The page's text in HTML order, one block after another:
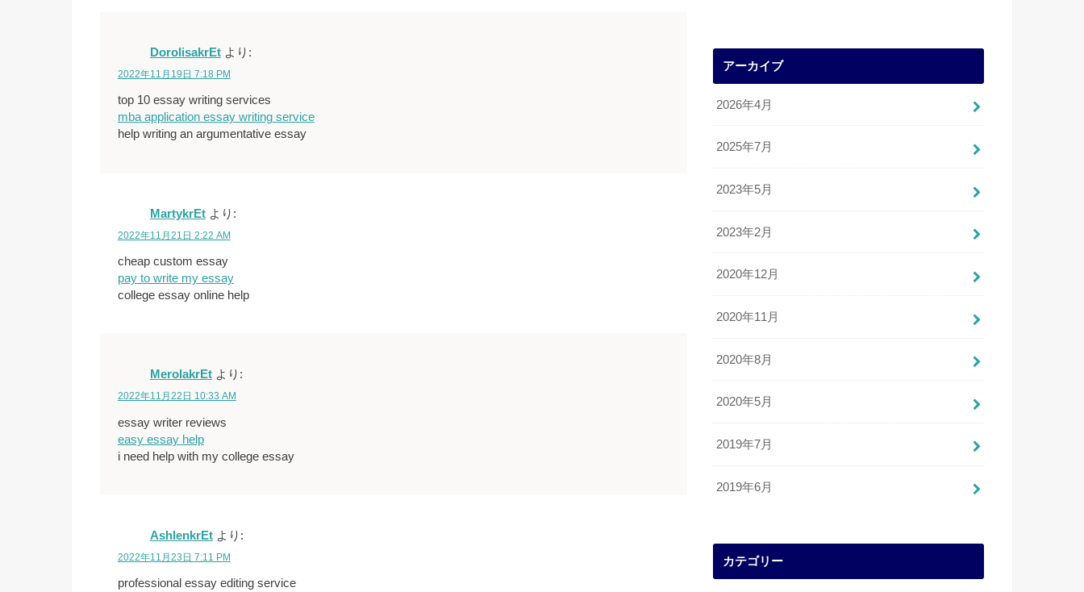
DorolisakrEt より:
2022年11月19日 7:18 PM
top 10 essay writing services
mba application essay writing service
help writing an argumentative essay
MartykrEt より:
2022年11月21日 2:22 AM
cheap custom essay
pay to write my essay
college essay online help
MerolakrEt より:
2022年11月22日 10:33 AM
essay writer reviews
easy essay help
i need help with my college essay
AshlenkrEt より:
2022年11月23日 7:11 PM
professional essay editing service
アーカイブ
2026年4月
2025年7月
2023年5月
2023年2月
2020年12月
2020年11月
2020年8月
2020年5月
2019年7月
2019年6月
カテゴリー